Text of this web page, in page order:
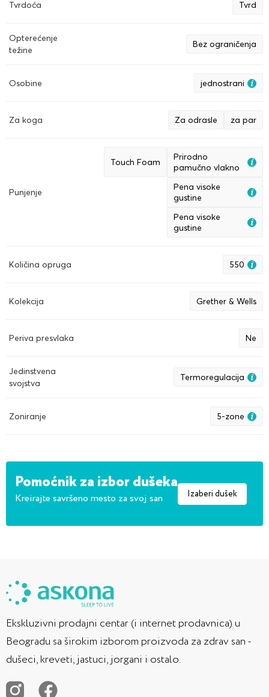
Tvrdoća Tvrd
Opterećenje
težine
Bez ograničenja
Osobine jednostrani
Za koga Za odrasle za par
Punjenje
Touch Foam
Prirodno
pamučno vlakno
Pena visoke
gustine
Pena visoke
gustine
Količina opruga 550
Kolekcija Grether & Wells
Periva presvlaka Ne
Jedinstvena
svojstva
Termoregulacija
Zoniranje 5-zone
Pomoćnik za izbor dušeka
Kreirajte savršeno mesto za svoj san Izaberi dušek
Ekskluzivni prodajni centar (i internet prodavnica) u
Beogradu sa širokim izborom proizvoda za zdrav san -
dušeci, kreveti, jastuci, jorgani i ostalo.